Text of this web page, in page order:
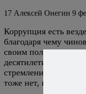
17 Алексей Онегин 9
Коррупция есть
благодаря чему
своим положением,
десятилетиями без
стремления к
тоже нет, процесс